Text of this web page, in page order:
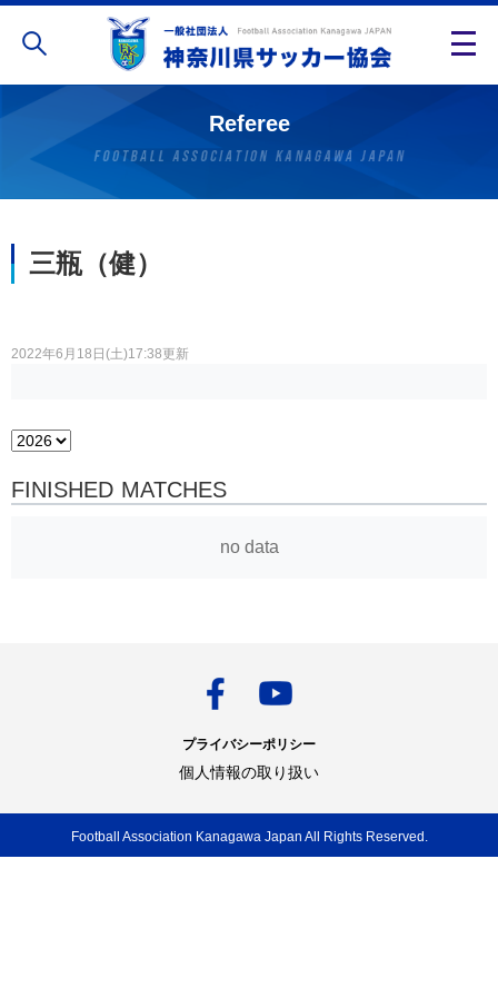
Referee
三瓶（健）
2022年6月18日(土)17:38更新
FINISHED MATCHES
no data
プライバシーポリシー
個人情報の取り扱い
Football Association Kanagawa Japan All Rights Reserved.